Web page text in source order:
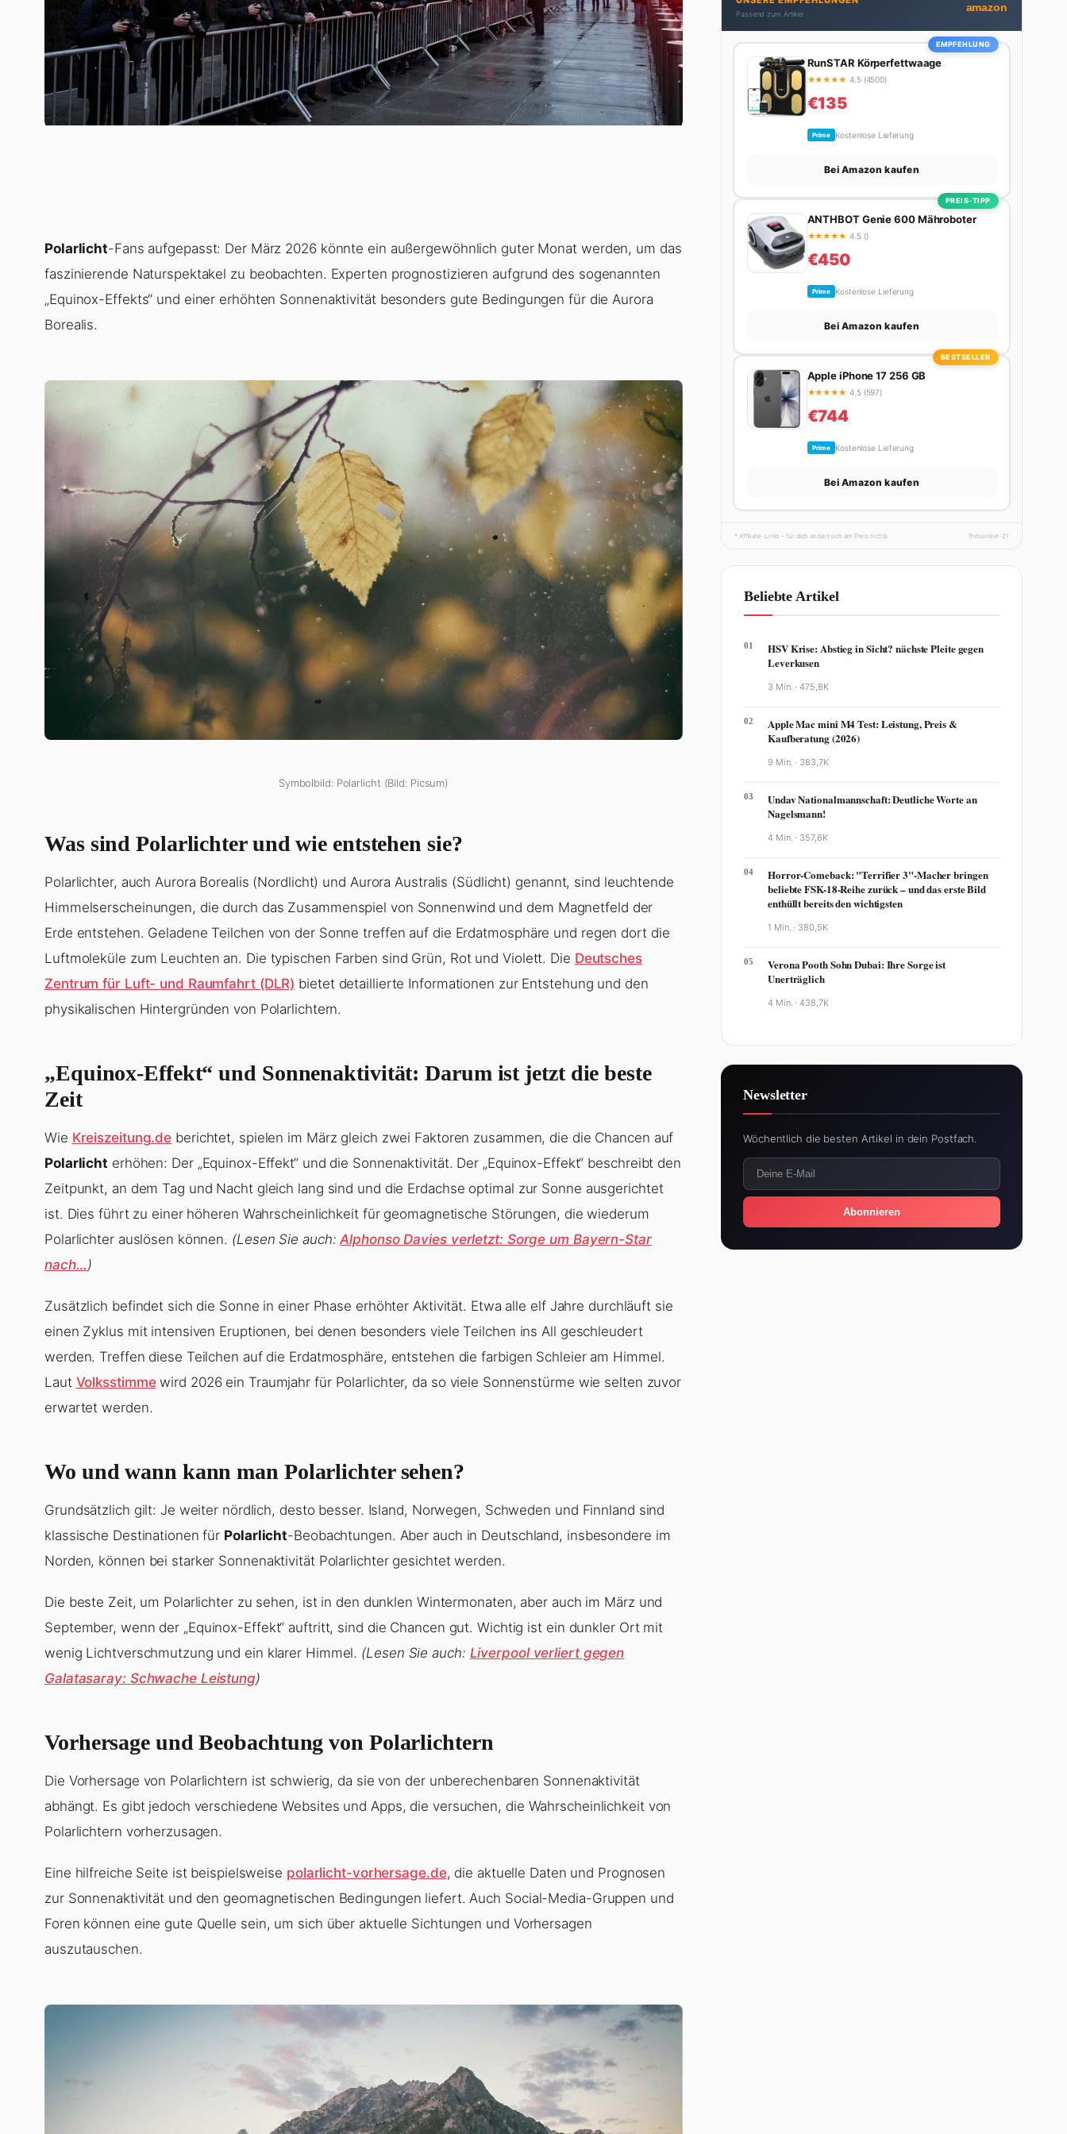
Polarlicht-Fans aufgepasst: Der März 2026 könnte ein außergewöhnlich guter Monat werden, um das
faszinierende Naturspektakel zu beobachten. Experten prognostizieren aufgrund des sogenannten
„Equinox-Effekts“ und einer erhöhten Sonnenaktivität besonders gute Bedingungen für die Aurora
Borealis.
Symbolbild: Polarlicht (Bild: Picsum)
Was sind Polarlichter und wie entstehen sie?
Polarlichter, auch Aurora Borealis (Nordlicht) und Aurora Australis (Südlicht) genannt, sind leuchtende
Himmelserscheinungen, die durch das Zusammenspiel von Sonnenwind und dem Magnetfeld der
Erde entstehen. Geladene Teilchen von der Sonne treffen auf die Erdatmosphäre und regen dort die
Luftmoleküle zum Leuchten an. Die typischen Farben sind Grün, Rot und Violett. Die Deutsches
Zentrum für Luft- und Raumfahrt (DLR) bietet detaillierte Informationen zur Entstehung und den
physikalischen Hintergründen von Polarlichtern.
„Equinox-Effekt“ und Sonnenaktivität: Darum ist jetzt die beste
Zeit
Wie Kreiszeitung.de berichtet, spielen im März gleich zwei Faktoren zusammen, die die Chancen auf
Polarlicht erhöhen: Der „Equinox-Effekt“ und die Sonnenaktivität. Der „Equinox-Effekt“ beschreibt den
Zeitpunkt, an dem Tag und Nacht gleich lang sind und die Erdachse optimal zur Sonne ausgerichtet
ist. Dies führt zu einer höheren Wahrscheinlichkeit für geomagnetische Störungen, die wiederum
Polarlichter auslösen können. (Lesen Sie auch:Alphonso Davies verletzt: Sorge um Bayern-Star
nach… )
Zusätzlich befindet sich die Sonne in einer Phase erhöhter Aktivität. Etwa alle elf Jahre durchläuft sie
einen Zyklus mit intensiven Eruptionen, bei denen besonders viele Teilchen ins All geschleudert
werden. Treffen diese Teilchen auf die Erdatmosphäre, entstehen die farbigen Schleier am Himmel.
Laut Volksstimmewird 2026 ein Traumjahr für Polarlichter, da so viele Sonnenstürme wie selten zuvor
erwartet werden.
Wo und wann kann man Polarlichter sehen?
Grundsätzlich gilt: Je weiter nördlich, desto besser. Island, Norwegen, Schweden und Finnland sind
klassische Destinationen für Polarlicht-Beobachtungen. Aber auch in Deutschland, insbesondere im
Norden, können bei starker Sonnenaktivität Polarlichter gesichtet werden.
Die beste Zeit, um Polarlichter zu sehen, ist in den dunklen Wintermonaten, aber auch im März und
September, wenn der „Equinox-Effekt“ auftritt, sind die Chancen gut. Wichtig ist ein dunkler Ort mit
wenig Lichtverschmutzung und ein klarer Himmel. (Lesen Sie auch: Liverpool verliert gegen
Galatasaray: Schwache Leistung)
Vorhersage und Beobachtung von Polarlichtern
Die Vorhersage von Polarlichtern ist schwierig, da sie von der unberechenbaren Sonnenaktivität
abhängt. Es gibt jedoch verschiedene Websites und Apps, die versuchen, die Wahrscheinlichkeit von
Polarlichtern vorherzusagen.
Eine hilfreiche Seite ist beispielsweise polarlicht-vorhersage.de, die aktuelle Daten und Prognosen
zur Sonnenaktivität und den geomagnetischen Bedingungen liefert. Auch Social-Media-Gruppen und
Foren können eine gute Quelle sein, um sich über aktuelle Sichtungen und Vorhersagen
auszutauschen.
Trip – sei es ein Wochenende in den Bergen, eine
Motorradtour durch die Alpen oder der jährliche
Campingtrip mit den Jungs. Sein Credo: Das Leben
ist zu kurz für langweilige Wochenenden.
Passend zum Artikel
amazon
EMPFEHLUNG
RunSTAR Körperfettwaage
★★★★★ 4.5 (4500)
€135
Prime Kostenlose Lieferung
Bei Amazon kaufen
PREIS-TIPP
ANTHBOT Genie 600 Mähroboter
★★★★★ 4.5 ()
€450
Prime Kostenlose Lieferung
Bei Amazon kaufen
BESTSELLER
Apple iPhone 17 256 GB
★★★★★ 4.5 (597)
€744
Prime Kostenlose Lieferung
Bei Amazon kaufen
* Affiliate-Links – für dich ändert sich am Preis nichts. fhmonline-21
Beliebte Artikel
01
HSV Krise: Abstieg in Sicht? nächste Pleite gegen
Leverkusen
3 Min. ·475,8K
02
Apple Mac mini M4 Test: Leistung, Preis &
Kaufberatung (2026)
9 Min. · 383,7K
03
Undav Nationalmannschaft: Deutliche Worte an
Nagelsmann!
4 Min. · 357,6K
04
Horror-Comeback: "Terrifier 3"-Macher bringen
beliebte FSK-18-Reihe zurück – und das erste Bild
enthüllt bereits den wichtigsten
1 Min. · 380,5K
05
Verona Pooth Sohn Dubai: Ihre Sorge ist
Unerträglich
4 Min. ·438,7K
Newsletter
Wöchentlich die besten Artikel in dein Postfach.
Abonnieren